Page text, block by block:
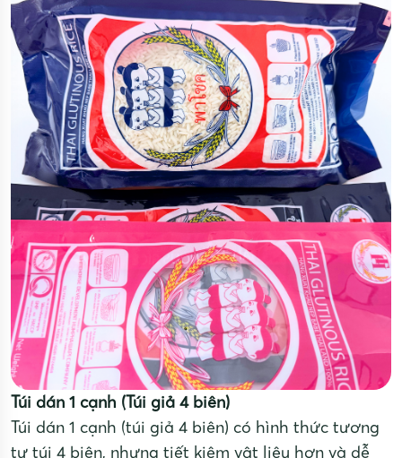
Túi dán 1 cạnh (Túi giả 4 biên)
Túi dán 1 cạnh (túi giả 4 biên) có hình thức tương
tự túi 4 biên, nhưng tiết kiệm vật liệu hơn và dễ